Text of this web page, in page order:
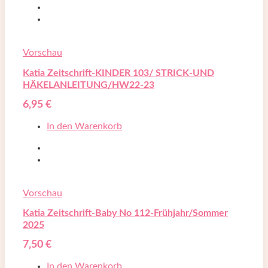
Vorschau
Katia Zeitschrift-KINDER 103/ STRICK-UND
HÄKELANLEITUNG/HW22-23
6,95 €
In den Warenkorb
Vorschau
Katia Zeitschrift-Baby No 112-Frühjahr/Sommer
2025
7,50 €